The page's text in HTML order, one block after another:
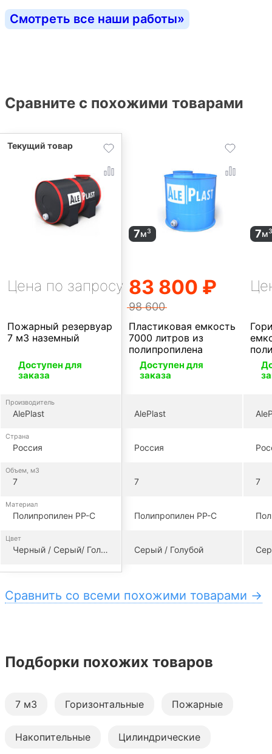
Смотреть все наши работы»
Сравните с похожими товарами
Пожарный резервуар
7 м3 наземный
Доступен для
заказа
Цена по запросу
Производитель
AlePlast
Страна
Россия
Объем, м3
7
Материал
Полипропилен PP-C
Цвет
Черный / Серый/ Голубой
Пластиковая емкость
7000 литров из
полипропилена
7м3
Доступен для
заказа
83 800 ₽
98 600
AlePlast
Россия
7
Полипропилен PP-C
Серый / Голубой
7м3
7
Сравнить со всеми похожими товарами →
Подборки похожих товаров
7 м3 Горизонтальные Пожарные
Накопительные Цилиндрические